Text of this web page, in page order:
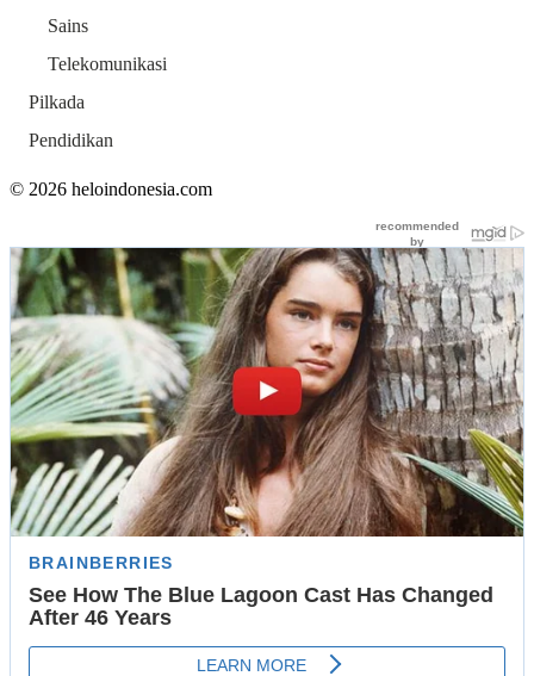
Sains
Telekomunikasi
Pilkada
Pendidikan
© 2026 heloindonesia.com